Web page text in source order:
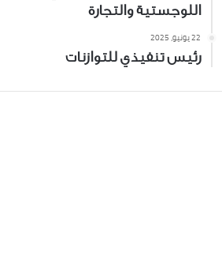
اللوجستية والتجارة
22 يونيو، 2025
رئيس تنفيذي للتوازنات